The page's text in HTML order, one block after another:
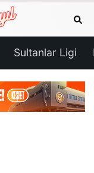
Sultanlar Ligi